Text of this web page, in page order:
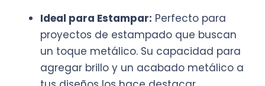
Ideal para Estampar: Perfecto para
proyectos de estampado que buscan
un toque metálico. Su capacidad para
agregar brillo y un acabado metálico a